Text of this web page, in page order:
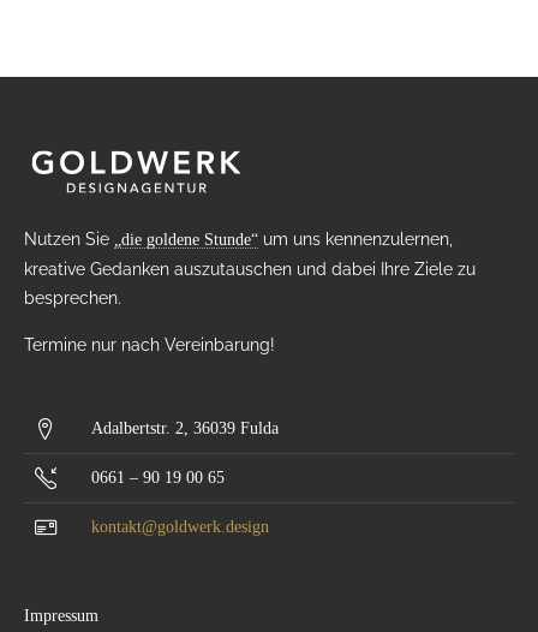
Nutzen Sie „die goldene Stunde“ um uns kennenzulernen,
kreative Gedanken auszutauschen und dabei Ihre Ziele zu
besprechen.
Termine nur nach Vereinbarung!
Adalbertstr. 2, 36039 Fulda
0661 – 90 19 00 65
kontakt@goldwerk.design
Impressum